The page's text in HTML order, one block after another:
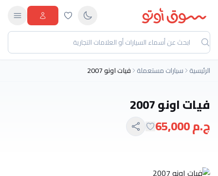
الرئيسية سيارات مستعملة فيات اونو 2007
فيات اونو 2007
ج.م 65,000